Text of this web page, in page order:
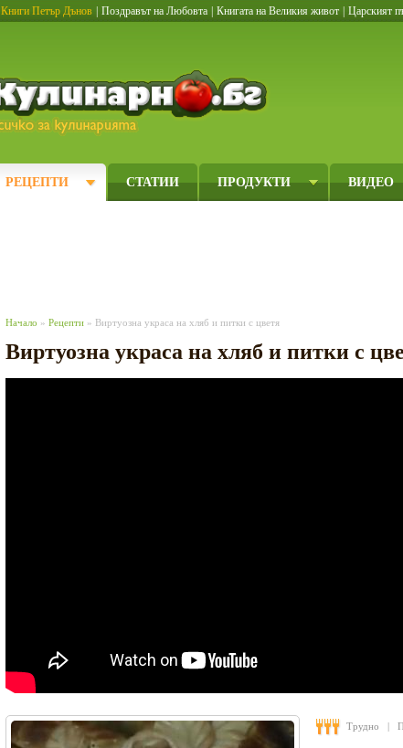
Книги Петър Дънов Поздравът на Любовта Книгата на Великия живот Царският
РЕЦЕПТИ СТАТИИ ПРОДУКТИ ВИДЕО
Начало » Рецепти » Виртуозна украса на хляб и питки с цветя
Виртуозна украса на хляб и питки с
Трудно |